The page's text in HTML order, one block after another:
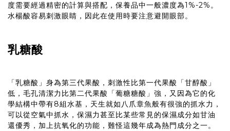
度需要經過精密的計算與搭配，保養品中一般濃度為1%-2%。
水楊酸容易刺激眼睛，因此在使用時要注意避開眼部。
乳糖酸
「乳糖酸」身為第三代果酸，刺激性比第一代果酸「甘醇酸」
低，毛孔清潔力比第二代果酸「葡糖糖酸」強，又因為它的化
學結構中帶有8組水基，天生就如八爪章魚般有很強的抓水力，
可以從空氣中抓水，保濕力甚至比某些常見的保濕成分如甘油
還優秀，加上抗氧化的功能，難怪這幾年成為熱門成分之一。